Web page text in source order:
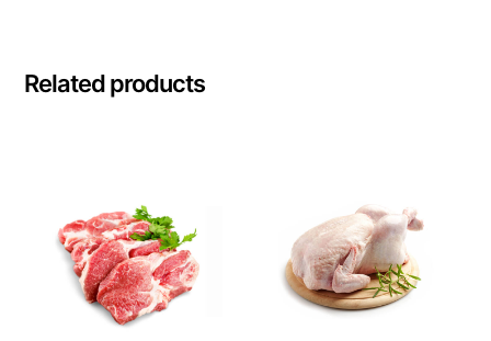
Related products